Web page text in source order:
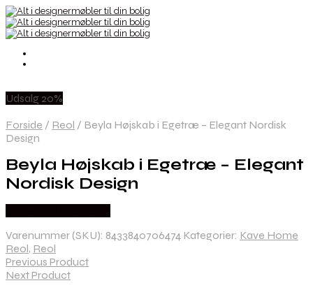
Udsalg 20%
Forside / Reol / Beyla Højskab i Egetræ – Elegant Nordisk
Design
Beyla Højskab i Egetræ – Elegant
Nordisk Design
Varenummer (SKU): 8433840706474 Kategorier: Kave Home
Reol, Reol
Previous Product
Next Product